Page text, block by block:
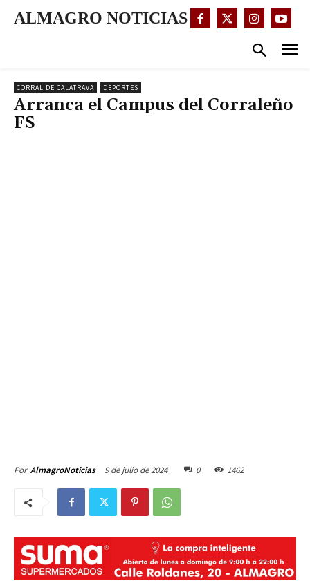
ALMAGRO NOTICIAS
CORRAL DE CALATRAVA DEPORTES
Arranca el Campus del Corraleño
FS
Por AlmagroNoticias 9 de julio de 2024 0 1462